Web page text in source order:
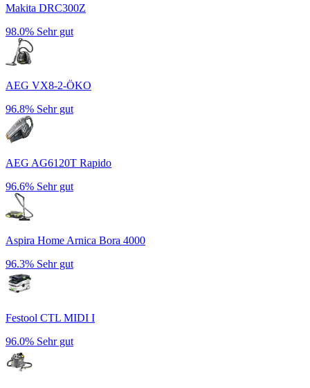
Makita DRC300Z
98.0% Sehr gut
AEG VX8-2-ÖKO
96.8% Sehr gut
AEG AG6120T Rapido
96.6% Sehr gut
Aspira Home Arnica Bora 4000
96.3% Sehr gut
Festool CTL MIDI I
96.0% Sehr gut